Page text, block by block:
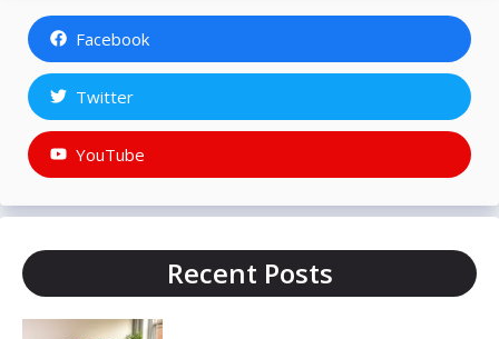
Facebook
Twitter
YouTube
Recent Posts